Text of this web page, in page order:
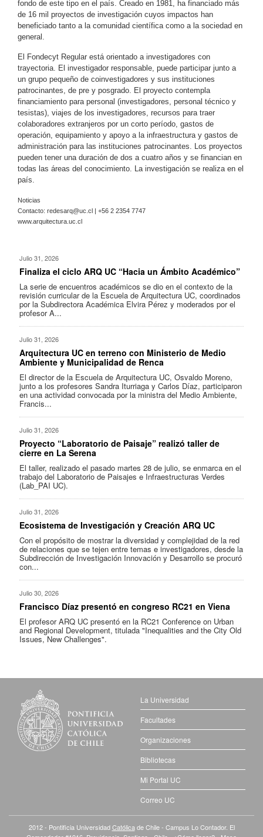
fondo de este tipo en el país. Creado en 1981, ha financiado más
de 16 mil proyectos de investigación cuyos impactos han
beneficiado tanto a la comunidad científica como a la sociedad en
general.
El Fondecyt Regular está orientado a investigadores con
trayectoria. El investigador responsable, puede participar junto a
un grupo pequeño de coinvestigadores y sus instituciones
patrocinantes, de pre y posgrado. El proyecto contempla
financiamiento para personal (investigadores, personal técnico y
tesistas), viajes de los investigadores, recursos para traer
colaboradores extranjeros por un corto período, gastos de
operación, equipamiento y apoyo a la infraestructura y gastos de
administración para las instituciones patrocinantes. Los proyectos
pueden tener una duración de dos a cuatro años y se financian en
todas las áreas del conocimiento. La investigación se realiza en el
país.
Noticias
Contacto: redesarq@uc.cl
| +56 2 2354 7747
www.arquitectura.uc.cl
Julio 31, 2026
Finaliza el ciclo ARQ UC “Hacia un Ámbito Académico”
La serie de encuentros académicos se dio en el contexto de la
revisión curricular de la Escuela de Arquitectura UC, coordinados
por la Subdirectora Académica Elvira Pérez y moderados por el
profesor A...
Julio 31, 2026
Arquitectura UC en terreno con Ministerio de Medio
Ambiente y Municipalidad de Renca
El director de la Escuela de Arquitectura UC, Osvaldo Moreno,
junto a los profesores Sandra Iturriaga y Carlos Díaz, participaron
en una actividad convocada por la ministra del Medio Ambiente,
Francis...
Julio 31, 2026
Proyecto “Laboratorio de Paisaje” realizó taller de
cierre en La Serena
El taller, realizado el pasado martes 28 de julio, se enmarca en el
trabajo del Laboratorio de Paisajes e Infraestructuras Verdes
(Lab_PAI UC).
Julio 31, 2026
Ecosistema de Investigación y Creación ARQ UC
Con el propósito de mostrar la diversidad y complejidad de la red
de relaciones que se tejen entre temas e investigadores, desde la
Subdirección de Investigación Innovación y Desarrollo se procuró
con...
Julio 30, 2026
Francisco Díaz presentó en congreso RC21 en Viena
El profesor ARQ UC presentó en la RC21 Conference on Urban
and Regional Development, titulada "Inequalities and the City Old
Issues, New Challenges".
La Universidad
Facultades
Organizaciones
Bibliotecas
Mi Portal UC
Correo UC
2012 - Pontificia UniversidadCatólicade Chile - Campus Lo Contador. El